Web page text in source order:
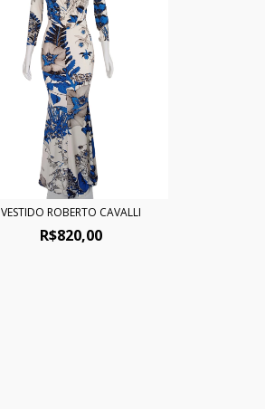
VESTIDO ROBERTO CAVALLI
R$820,00